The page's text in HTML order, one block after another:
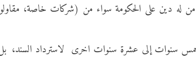
من له دين على الحكومة سواء من (شركات خاصة،
سنوات إلى عشرة سنوات اخرى لاسترداد السند،